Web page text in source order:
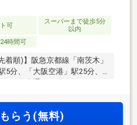
可
スーパーまで徒歩5分
以内
時間可
着順)】阪急京都線「南茨木」
分、「大阪空港」駅25分、
院が揃う
らう(無料)